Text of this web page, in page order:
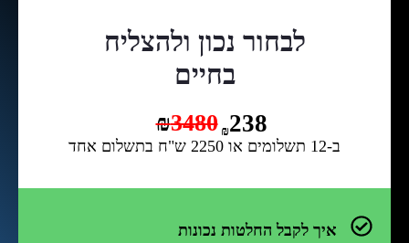
לבחור נכון ולהצליח
בחיים
₪3480 ₪238
ב-12 תשלומים או 2250 ש"ח בתשלום אחד
איך לקבל החלטות נכונות